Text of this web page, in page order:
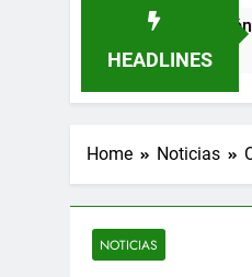
HEADLINES
héroes de León
Home Noticias
NOTICIAS